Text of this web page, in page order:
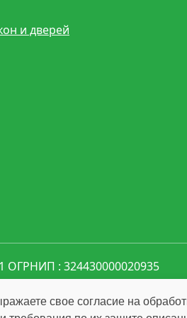
и дверей
ОГРНИП : 324430000020935
Константиновна
свое согласие на